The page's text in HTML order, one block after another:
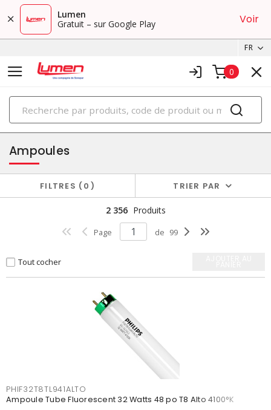
Lumen
Gratuit – sur Google Play
Voir
FR
0
PRODUITS
éclairage
Ampoules
FILTRES 0 TRIER PAR
2 356 Produits
Page de 99
Tout cocher
PHIF32T8TL941ALTO
Ampoule Tube Fluorescent 32 Watts 48 po T8 Alto 4100°K